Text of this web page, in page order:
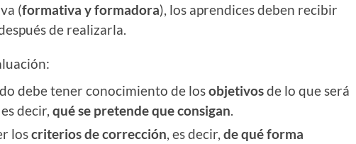
(formativa y formadora), los aprendices deben recibir
de realizarla.
debe tener conocimiento de losobjetivosde lo que será
decir, qué se pretende que consigan
loscriterios de corrección , es decir, de qué forma